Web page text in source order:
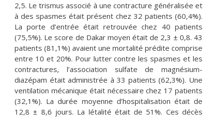
2,5. Le trismus associé à une contracture généralisée et
à des spasmes était présent chez 32 patients (60,4%).
La porte d’entrée était retrouvée chez 40 patients
(75,5%). Le score de Dakar moyen était de 2,3 ± 0,8. 43
patients (81,1%) avaient une mortalité prédite comprise
entre 10 et 20%. Pour lutter contre les spasmes et les
contractures, l’association sulfate de magnésium-
diazépam était administrée à 33 patients (62,3%). Une
ventilation mécanique était nécessaire chez 17 patients
(32,1%). La durée moyenne d’hospitalisation était de
12,8 ± 8,6 jours. La létalité était de 51%. Ces décès